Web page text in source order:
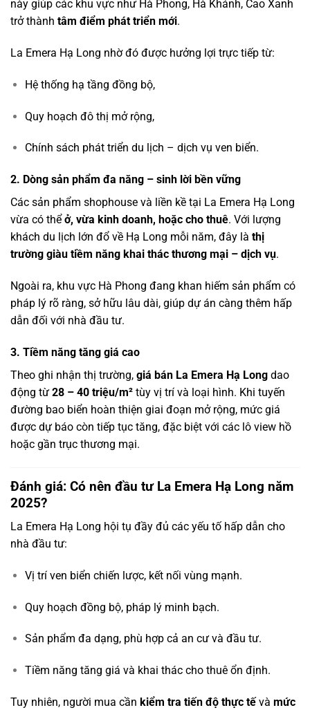
này giúp các khu vực như Hà Phong, Hà Khánh, Cao Xanh
trở thành tâm điểm phát triển mới.
La Emera Hạ Long nhờ đó được hưởng lợi trực tiếp từ:
Hệ thống hạ tầng đồng bộ,
Quy hoạch đô thị mở rộng,
Chính sách phát triển du lịch – dịch vụ ven biển.
2. Dòng sản phẩm đa năng – sinh lời bền vững
Các sản phẩm shophouse và liền kề tại La Emera Hạ Long
vừa có thểở, vừa kinh doanh, hoặc cho thuê. Với lượng
khách du lịch lớn đổ về Hạ Long mỗi năm, đây là thị
trường giàu tiềm năng khai thác thương mại – dịch vụ.
Ngoài ra, khu vực Hà Phong đang khan hiếm sản phẩm có
pháp lý rõ ràng, sở hữu lâu dài, giúp dự án càng thêm hấp
dẫn đối với nhà đầu tư.
3. Tiềm năng tăng giá cao
Theo ghi nhận thị trường, giá bán La Emera Hạ Long dao
động từ 28 – 40 triệu/m² tùy vị trí và loại hình. Khi tuyến
đường bao biển hoàn thiện giai đoạn mở rộng, mức giá
được dự báo còn tiếp tục tăng, đặc biệt với các lô view hồ
hoặc gần trục thương mại.
Đánh giá: Có nên đầu tư La Emera Hạ Long năm
2025?
La Emera Hạ Long hội tụ đầy đủ các yếu tố hấp dẫn cho
nhà đầu tư:
Vị trí ven biển chiến lược, kết nối vùng mạnh.
Quy hoạch đồng bộ, pháp lý minh bạch.
Sản phẩm đa dạng, phù hợp cả an cư và đầu tư.
Tiềm năng tăng giá và khai thác cho thuê ổn định.
Tuy nhiên, người mua cần kiểm tra tiến độ thực tếvà mức